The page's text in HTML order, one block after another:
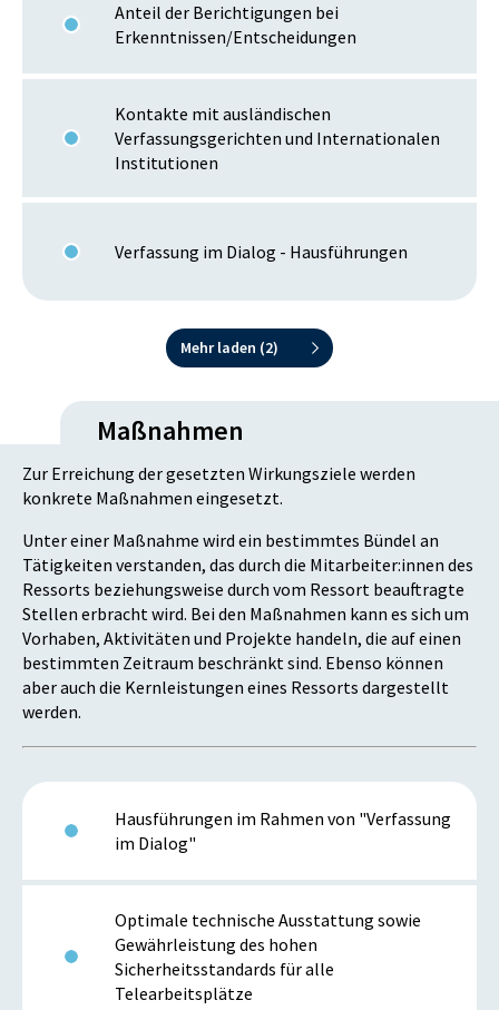
Anteil der Berichtigungen bei
Erkenntnissen/Entscheidungen
Kontakte mit ausländischen
Verfassungsgerichten und Internationalen
Institutionen
Verfassung im Dialog - Hausführungen
Mehr laden (2)
Maßnahmen
Zur Erreichung der gesetzten Wirkungsziele werden
konkrete Maßnahmen eingesetzt.
Unter einer Maßnahme wird ein bestimmtes Bündel an
Tätigkeiten verstanden, das durch die Mitarbeiter:innen des
Ressorts beziehungsweise durch vom Ressort beauftragte
Stellen erbracht wird. Bei den Maßnahmen kann es sich um
Vorhaben, Aktivitäten und Projekte handeln, die auf einen
bestimmten Zeitraum beschränkt sind. Ebenso können
aber auch die Kernleistungen eines Ressorts dargestellt
werden.
Hausführungen im Rahmen von "Verfassung
im Dialog"
Optimale technische Ausstattung sowie
Gewährleistung des hohen
Sicherheitsstandards für alle
Telearbeitsplätze